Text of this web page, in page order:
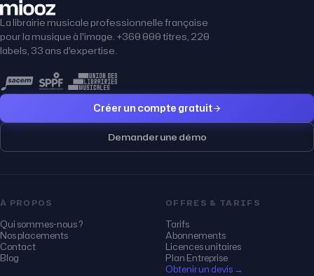
La librairie musicale professionnelle française
pour la musique à l'image. +360 000 titres, 220
labels, 33 ans d'expertise.
Créer un compte gratuit
Demander une démo
À PROPOS
Qui sommes-nous ?
Nos placements
Contact
Blog
OFFRES & TARIFS
Tarifs
Abonnements
Licences unitaires
Plan Entreprise
Obtenir un devis →